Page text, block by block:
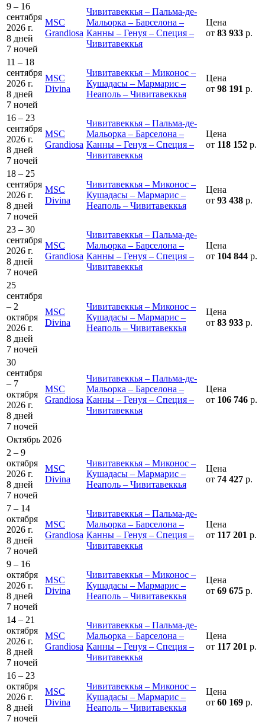
9 – 16
сентября
2026 г.
8 дней
7 ночей
MSC
Grandiosa
Чивитавеккья – Пальма-де-
Мальорка – Барселона –
Канны – Генуя – Специя –
Чивитавеккья
Цена
от 83 933 р.
11 – 18
сентября
2026 г.
8 дней
7 ночей
MSC
Divina
Чивитавеккья – Миконос –
Кушадасы – Мармарис –
Неаполь – Чивитавеккья
Цена
от 98 191 р.
16 – 23
сентября
2026 г.
8 дней
7 ночей
MSC
Grandiosa
Чивитавеккья – Пальма-де-
Мальорка – Барселона –
Канны – Генуя – Специя –
Чивитавеккья
Цена
от 118 152 р.
18 – 25
сентября
2026 г.
8 дней
7 ночей
MSC
Divina
Чивитавеккья – Миконос –
Кушадасы – Мармарис –
Неаполь – Чивитавеккья
Цена
от 93 438 р.
23 – 30
сентября
2026 г.
8 дней
7 ночей
MSC
Grandiosa
Чивитавеккья – Пальма-де-
Мальорка – Барселона –
Канны – Генуя – Специя –
Чивитавеккья
Цена
от 104 844 р.
25
сентября
– 2
октября
2026 г.
8 дней
7 ночей
MSC
Divina
Чивитавеккья – Миконос –
Кушадасы – Мармарис –
Неаполь – Чивитавеккья
Цена
от 83 933 р.
30
сентября
– 7
октября
2026 г.
8 дней
7 ночей
MSC
Grandiosa
Чивитавеккья – Пальма-де-
Мальорка – Барселона –
Канны – Генуя – Специя –
Чивитавеккья
Цена
от 106 746 р.
Октябрь 2026
2 – 9
октября
2026 г.
8 дней
7 ночей
MSC
Divina
Чивитавеккья – Миконос –
Кушадасы – Мармарис –
Неаполь – Чивитавеккья
Цена
от 74 427 р.
7 – 14
октября
2026 г.
8 дней
7 ночей
MSC
Grandiosa
Чивитавеккья – Пальма-де-
Мальорка – Барселона –
Канны – Генуя – Специя –
Чивитавеккья
Цена
от 117 201 р.
9 – 16
октября
2026 г.
8 дней
7 ночей
MSC
Divina
Чивитавеккья – Миконос –
Кушадасы – Мармарис –
Неаполь – Чивитавеккья
Цена
от 69 675 р.
14 – 21
октября
2026 г.
8 дней
7 ночей
MSC
Grandiosa
Чивитавеккья – Пальма-де-
Мальорка – Барселона –
Канны – Генуя – Специя –
Чивитавеккья
Цена
от 117 201 р.
16 – 23
октября
2026 г.
8 дней
7 ночей
MSC
Divina
Чивитавеккья – Миконос –
Кушадасы – Мармарис –
Неаполь – Чивитавеккья
Цена
от 60 169 р.